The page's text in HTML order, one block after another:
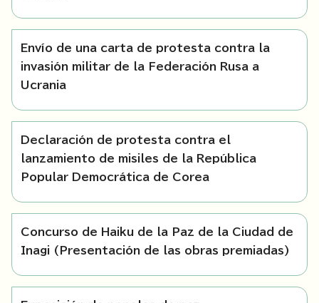
Envío de una carta de protesta contra la
invasión militar de la Federación Rusa a
Ucrania
Declaración de protesta contra el
lanzamiento de misiles de la República
Popular Democrática de Corea
Concurso de Haiku de la Paz de la Ciudad de
Inagi (Presentación de las obras premiadas)